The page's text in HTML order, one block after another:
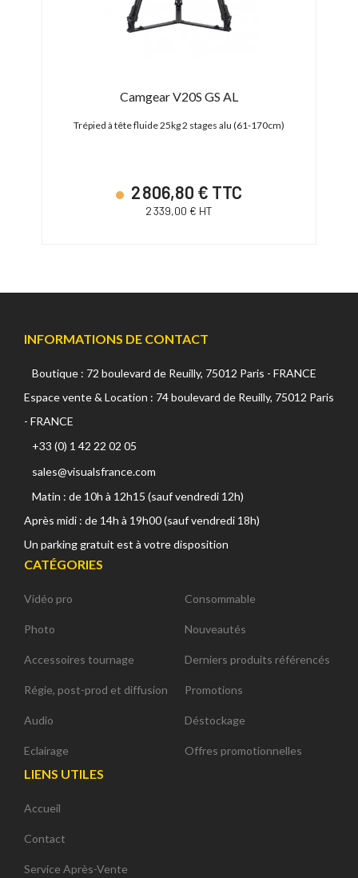
Camgear V20S GS AL
Trépied à tête fluide 25kg 2 stages alu (61-170cm)
2 806,80 € TTC
2 339,00 € HT
INFORMATIONS DE CONTACT
Boutique : 72 boulevard de Reuilly, 75012 Paris - FRANCE
Espace vente & Location : 74 boulevard de Reuilly, 75012 Paris
- FRANCE
+33 (0) 1 42 22 02 05
sales@visualsfrance.com
Matin : de 10h à 12h15 (sauf vendredi 12h)
Après midi : de 14h à 19h00 (sauf vendredi 18h)
Un parking gratuit est à votre disposition
CATÉGORIES
Vidéo pro
Photo
Accessoires tournage
Régie, post-prod et diffusion
Audio
Eclairage
Consommable
Nouveautés
Derniers produits référencés
Promotions
Déstockage
Offres promotionnelles
LIENS UTILES
Accueil
Contact
Service Après-Vente